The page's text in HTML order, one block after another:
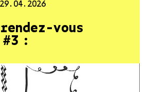
29.04.2026
vous
#3 :